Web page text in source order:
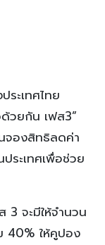
ระเทศไทย
ด้วยกัน เฟส3”
นจองสิทธิลดค่า
ระเทศเพื่อช่วย
3 จะมีให้จำนวน
40% ให้คูปอง